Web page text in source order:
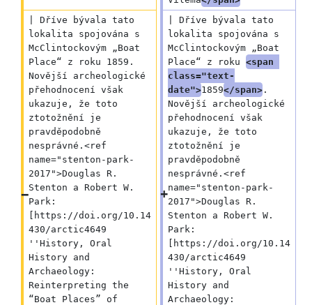
| Dříve bývala tato
lokalita spojována s
McClintockovým „Boat
Place“ z roku 1859.
Novější archeologické
přehodnocení však
ukazuje, že toto
ztotožnění je
pravděpodobně
nesprávné.<ref
name="stenton-park-
2017">Douglas R.
Stenton a Robert W.
Park:
[https://doi.org/10.14
430/arctic4649
''History, Oral
History and
Archaeology:
Reinterpreting the
“Boat Places” of
| Dříve bývala tato
lokalita spojována s
McClintockovým „Boat
Place“ z roku <span
class="text-
date">1859</span>.
Novější archeologické
přehodnocení však
ukazuje, že toto
ztotožnění je
pravděpodobně
nesprávné.<ref
name="stenton-park-
2017">Douglas R.
Stenton a Robert W.
Park:
[https://doi.org/10.14
430/arctic4649
''History, Oral
History and
Archaeology: